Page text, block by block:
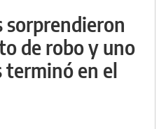
sorprendieron
de robo y uno
terminó en el